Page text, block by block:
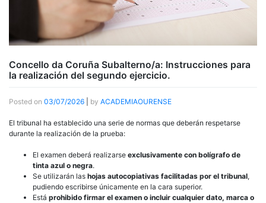
Concello da Coruña Subalterno/a: Instrucciones para
la realización del segundo ejercicio.
Posted on 03/07/2026 by ACADEMIAOURENSE
El tribunal ha establecido una serie de normas que deberán respetarse
durante la realización de la prueba:
El examen deberá realizarse exclusivamente con bolígrafo de
tinta azul o negra.
Se utilizarán las hojas autocopiativas facilitadas por el tribunal,
pudiendo escribirse únicamente en la cara superior.
Está prohibido firmar el examen o incluir cualquier dato, marca o